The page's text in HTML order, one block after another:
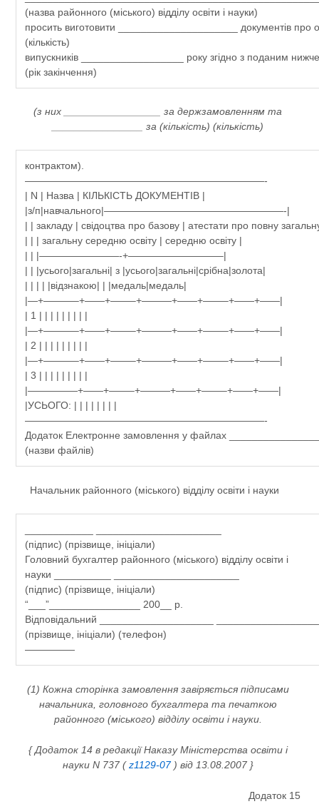
(назва районного (міського) відділу освіти і науки)
просить виготовити _____________________ документів про
(кількість)
випускників __________________ року згідно з поданим
(рік закінчення)
(з них _________________ за держзамовленням та
________________ за (кількість) (кількість)
контрактом).
————————————————————————-
| N | Назва | КІЛЬКІСТЬ ДОКУМЕНТІВ |
|з/п|навчального|——————————————————-|
| | закладу | свідоцтва про базову | атестати про повну
| | | загальну середню освіту | середню освіту |
| | |————————-+—————————–|
| | |усього|загальні| з |усього|загальні|срібна|золота|
| | | | |відзнакою| | |медаль|медаль|
|—+———–+——+——–+———+——+——–+——+——|
| 1 | | | | | | | | |
|—+———–+——+——–+———+——+——–+——+——|
| 2 | | | | | | | | |
|—+———–+——+——–+———+——+——–+——+——|
| 3 | | | | | | | | |
|—————+——+——–+———+——+——–+——+——|
|УСЬОГО: | | | | | | | |
————————————————————————-
Додаток Електронне замовлення у файлах
(назви файлів)
Начальник районного (міського) відділу освіти і науки
(підпис) (прізвище, ініціали)
Головний бухгалтер районного (міського) відділу освіти і
науки __________ ______________________
(підпис) (прізвище, ініціали)
“___”________________ 200__ р.
Відповідальний ____________________
(прізвище, ініціали) (телефон)
—————
(1) Кожна сторінка замовлення завіряється підписами
начальника, головного бухгалтера та печаткою
районного (міського) відділу освіти і науки.
{ Додаток 14 в редакції Наказу Міністерства освіти і
науки N 737 (z1129-07) від 13.08.2007 }
Додаток 15